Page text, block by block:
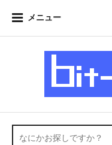
メニュー